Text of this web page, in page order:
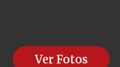
Ver Fotos